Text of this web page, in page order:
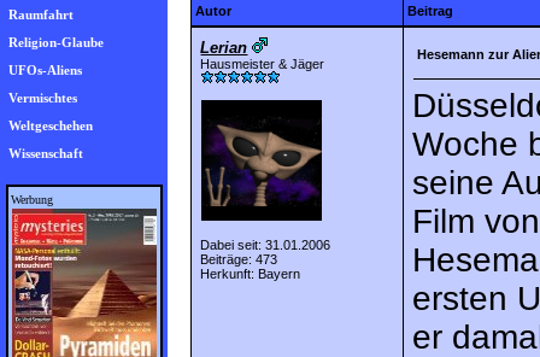
Raumfahrt
Religion-Glaube
UFOs-Aliens
Vermischtes
Weltgeschehen
Wissenschaft
Werbung
Autor Beitrag
Lerian
Hausmeister & Jäger
Dabei seit: 31.01.2006
Beiträge: 473
Herkunft: Bayern
Hesemann zur
Woche
seine
Film
ersten
er